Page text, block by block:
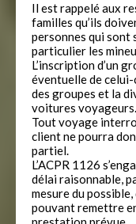
Il est rappelé aux
familles qu’ils
personnes qui sont
particulier les
L’inscription d’un
éventuelle de
des groupes et la
voitures voyageurs.
Tout voyage
client ne pourra
partiel.
L’ACPR 1126
délai raisonnable,
mesure du
pouvant remettre